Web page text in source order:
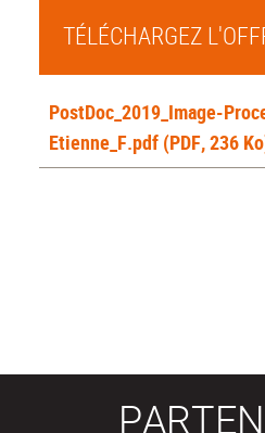
TÉLÉCHARGEZ
PostDoc_2019_Image-
Etienne_F.pdf (PDF, 236